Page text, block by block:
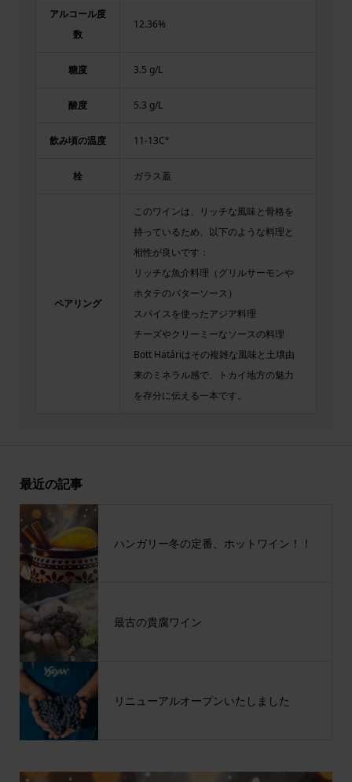
アルコール度
数
12.36%
糖度 3.5 g/L
酸度 5.3 g/L
飲み頃の温度 11-13C°
栓 ガラス蓋
ペアリング
このワインは、リッチな風味と骨格を
持っているため、以下のような料理と
相性が良いです：
リッチな魚介料理（グリルサーモンや
ホタテのバターソース）
スパイスを使ったアジア料理
チーズやクリーミーなソースの料理​
Bott Határiはその複雑な風味と土壌由
来のミネラル感で、トカイ地方の魅力
を存分に伝える一本です。
最近の記事
ハンガリー冬の定番、ホットワイン！！
最古の貴腐ワイン
リニューアルオープンいたしました